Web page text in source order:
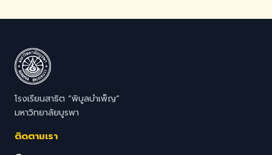
introduction via email to
โรงเรียนสาธิต “พิบูลบำเพ็ญ”
มหาวิทยาลัยบูรพา
ติดตามเรา